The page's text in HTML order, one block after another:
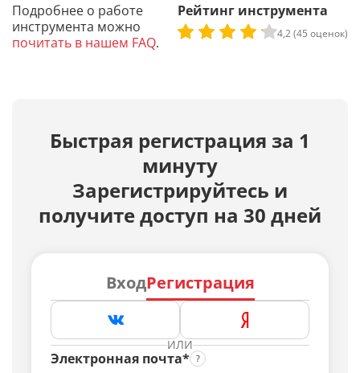
Подробнее о работе
инструмента можно
почитать в нашем FAQ.
Рейтинг инструмента
4,2 (45 оценок)
Быстрая регистрация за 1
минуту
Зарегистрируйтесь и
получите доступ на 30 дней
ВходРегистрация
ИЛИ
Электронная почта*